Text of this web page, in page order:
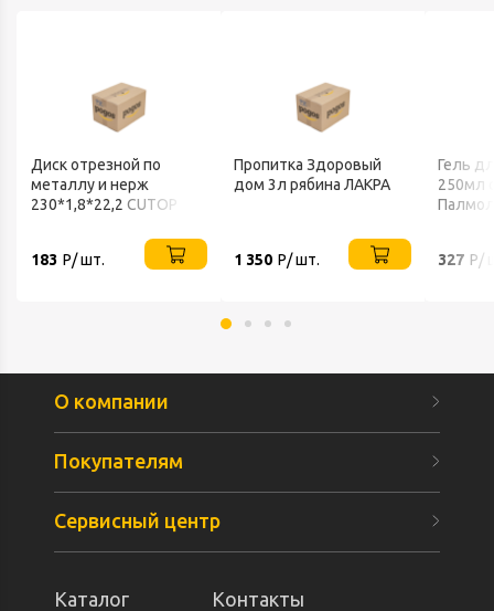
Диск отрезной по
металлу и нерж
230*1,8*22,2 CUTOP
183 Р/ шт.
Пропитка Здоровый
дом 3л рябина ЛАКРА
1 350 Р/ шт.
Гель
250мл
327 Р/
О компании
Покупателям
Сервисный центр
Каталог
Контакты